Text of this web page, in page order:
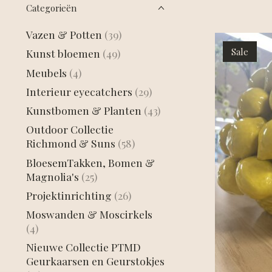
Categorieën
Vazen & Potten (39)
Kunst bloemen (49)
Meubels (4)
Interieur eyecatchers (29)
Kunstbomen & Planten (43)
Outdoor Collectie
Richmond & Suns (58)
BloesemTakken, Bomen &
Magnolia's (25)
Projektinrichting (26)
Moswanden & Moscirkels
(4)
Nieuwe Collectie PTMD
Geurkaarsen en Geurstokjes
Sale